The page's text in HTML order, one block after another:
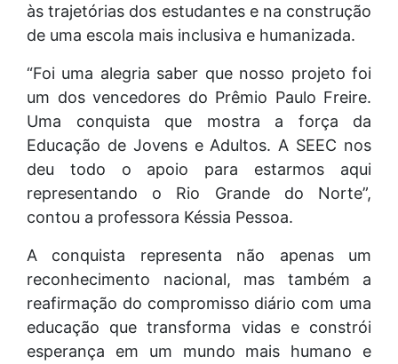
às trajetórias dos estudantes e na construção
de uma escola mais inclusiva e humanizada.
“Foi uma alegria saber que nosso projeto foi
um dos vencedores do Prêmio Paulo Freire.
Uma conquista que mostra a força da
Educação de Jovens e Adultos. A SEEC nos
deu todo o apoio para estarmos aqui
representando o Rio Grande do Norte”,
contou a professora Késsia Pessoa.
A conquista representa não apenas um
reconhecimento nacional, mas também a
reafirmação do compromisso diário com uma
educação que transforma vidas e constrói
esperança em um mundo mais humano e